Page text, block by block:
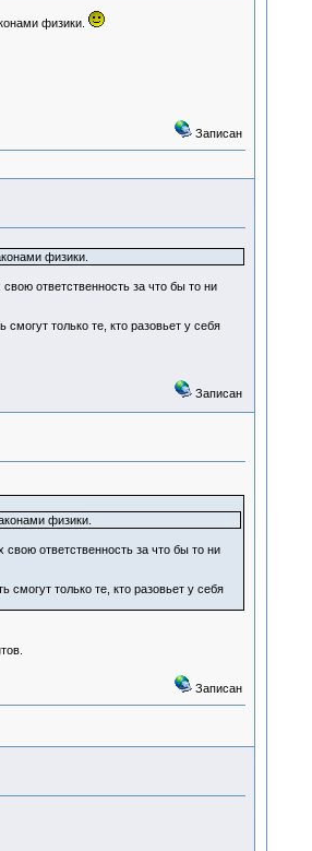
физики.
Записан
физики.
ответственность за что бы то ни
только те, кто разовьет у себя
Записан
физики.
ответственность за что бы то ни
только те, кто разовьет у себя
Записан